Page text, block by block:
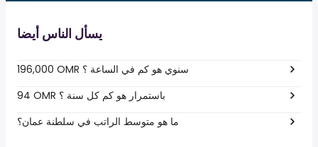
يسأل الناس أيضا
196,000 OMR سنوي هو كم في الساعة ؟
94 OMR باستمرار هو كم كل سنة ؟
ما هو متوسط الراتب في سلطنة عمان؟